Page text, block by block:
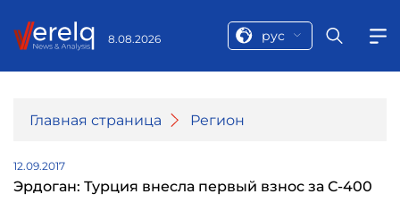
8.08.2026 рус
Главная страница Регион
12.09.2017
Эрдоган: Турция внесла первый взнос за С-400